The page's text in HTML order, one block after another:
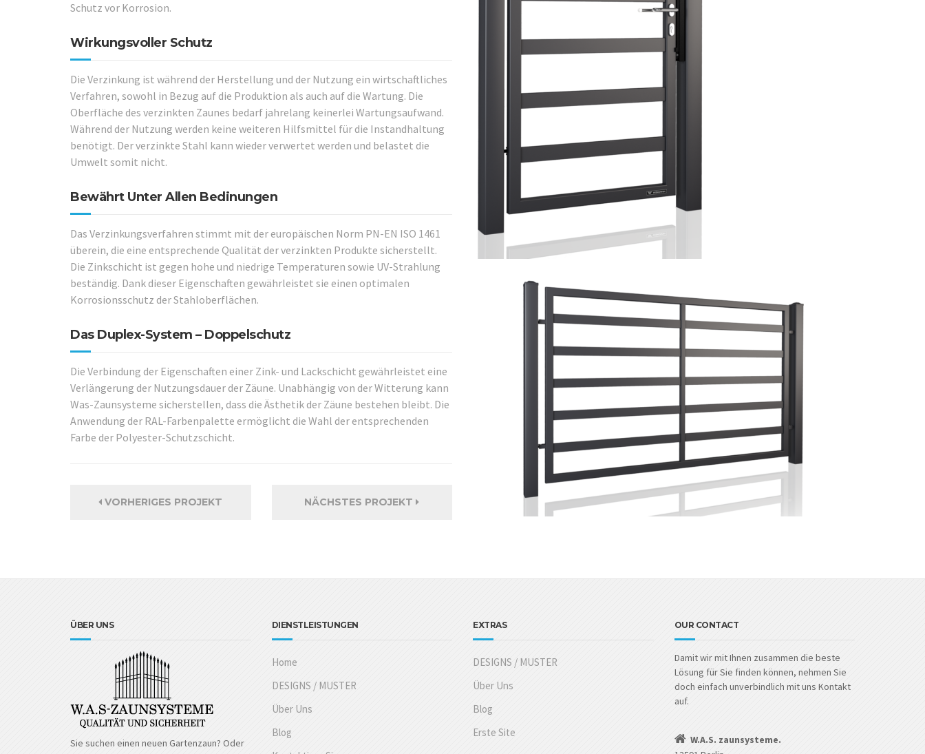
Schutz vor Korrosion.
Wirkungsvoller Schutz
Die Verzinkung ist während der Herstellung und der Nutzung ein wirtschaftliches
Verfahren, sowohl in Bezug auf die Produktion als auch auf die Wartung. Die
Oberfläche des verzinkten Zaunes bedarf jahrelang keinerlei Wartungsaufwand.
Während der Nutzung werden keine weiteren Hilfsmittel für die Instandhaltung
benötigt. Der verzinkte Stahl kann wieder verwertet werden und belastet die
Umwelt somit nicht.
Bewährt Unter Allen Bedinungen
Das Verzinkungsverfahren stimmt mit der europäischen Norm PN-EN ISO 1461
überein, die eine entsprechende Qualität der verzinkten Produkte sicherstellt.
Die Zinkschicht ist gegen hohe und niedrige Temperaturen sowie UV-Strahlung
beständig. Dank dieser Eigenschaften gewährleistet sie einen optimalen
Korrosionsschutz der Stahloberflächen.
Das Duplex-System – Doppelschutz
Die Verbindung der Eigenschaften einer Zink- und Lackschicht gewährleistet eine
Verlängerung der Nutzungsdauer der Zäune. Unabhängig von der Witterung kann
Was-Zaunsysteme sicherstellen, dass die Ästhetik der Zäune bestehen bleibt. Die
Anwendung der RAL-Farbenpalette ermöglicht die Wahl der entsprechenden
Farbe der Polyester-Schutzschicht.
VORHERIGES PROJEKT NÄCHSTES PROJEKT
ÜBER UNS
Sie suchen einen neuen Gartenzaun? Oder
DIENSTLEISTUNGEN
Home
DESIGNS / MUSTER
Über Uns
Blog
EXTRAS
DESIGNS / MUSTER
Über Uns
Blog
Erste Site
OUR CONTACT
Damit wir mit Ihnen zusammen die beste
Lösung für Sie finden können, nehmen Sie
doch einfach unverbindlich mit uns Kontakt
auf.
W.A.S. zaunsysteme.